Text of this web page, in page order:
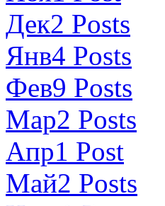
Дек2 Posts
Янв4 Posts
Фев9 Posts
Мар2 Posts
Апр1 Post
Май2 Posts